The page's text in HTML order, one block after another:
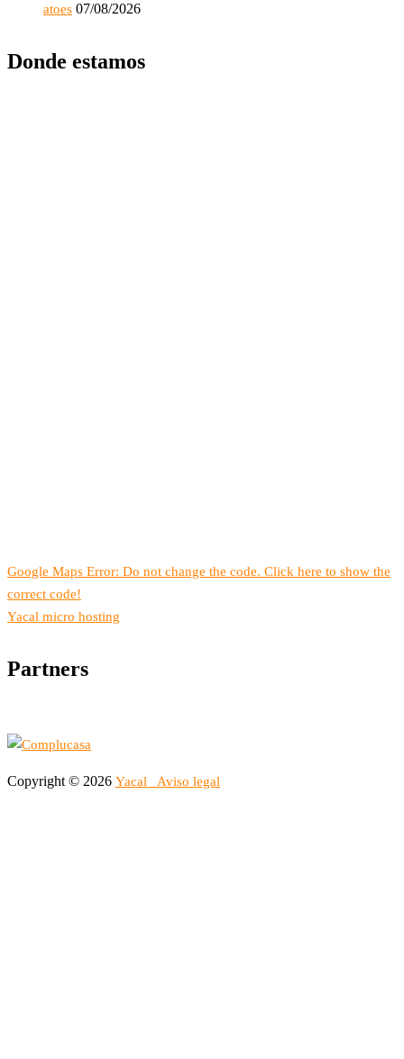
atoes 07/08/2026
Donde estamos
Google Maps Error: Do not change the code. Click here to show the
correct code!
Yacal micro hosting
Partners
Copyright © 2026 Yacal Aviso legal